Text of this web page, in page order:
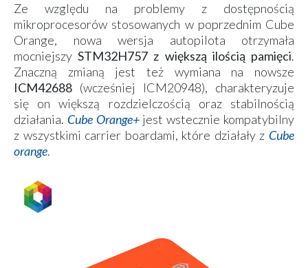
Ze względu na problemy z dostępnością
mikroprocesorów stosowanych w poprzednim Cube
Orange, nowa wersja autopilota otrzymała
mocniejszySTM32H757 z większą ilością pamięci.
Znaczną zmianą jest też wymiana na nowsze
ICM42688 (wcześniej ICM20948), charakteryzuje
się on większą rozdzielczością oraz stabilnością
działania. Cube Orange+jest wstecznie kompatybilny
z wszystkimi carrier boardami, które działały z Cube
orange.